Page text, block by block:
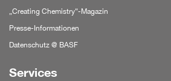
„Creating Chemistry“-Magazin
Presse-Informationen
Datenschutz @ BASF
Services